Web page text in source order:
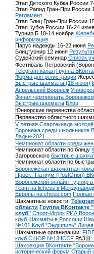
Этап Детского Кубка России
Этап Рапид Гран-При России
Регламент
Этап Блиц Гран-При России
Этап Кубка России 16-24 июня
Турнир Б 10-14 ноября
информация
Парус надежды 16-22 июня
Блицтурнир 12 июня
Судейский семинар Список
Фестиваль Петровский
Telegram-канал Группа
Форма для регистрации
Быстрые шахматы (18 июня)
Апрельский Воронеж
Финал чемпионата
Быстрые шахматы Блиц
Юниорские первенства
Первенство областного
V летняя Спартакиада
Воронежа среди школьников
Ладьи-2021
Чемпионат области среди
Чемпионат области по блицу
Загоровского быстрые
Чемпионат области по
Воронежская шахматная
Проект Патиум (PostOrion)
Воронежский онлайн-турнир
Team на lichess к
Европы на chess.com Полная
Шахматные новости:
области Группа ВКонтакте
клуб" Спорт-Игрок РИА
клуб Шахматы в Россоши
№101 Клуб "Эндшпиль"
Шахматные организации:
клуб СШОР №13 ICCF РАЗШ:
Шахсекция ВКонтакте
исторический форум Cтарый